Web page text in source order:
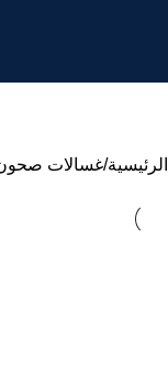
الرئيسية غسالات